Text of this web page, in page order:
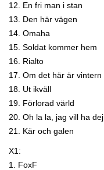
12. En fri man i stan
13. Den här vägen
14. Omaha
15. Soldat kommer hem
16. Rialto
17. Om det här är vintern
18. Ut ikväll
19. Förlorad värld
20. Oh la la, jag vill ha dej
21. Kär och galen
X1:
1. FoxF